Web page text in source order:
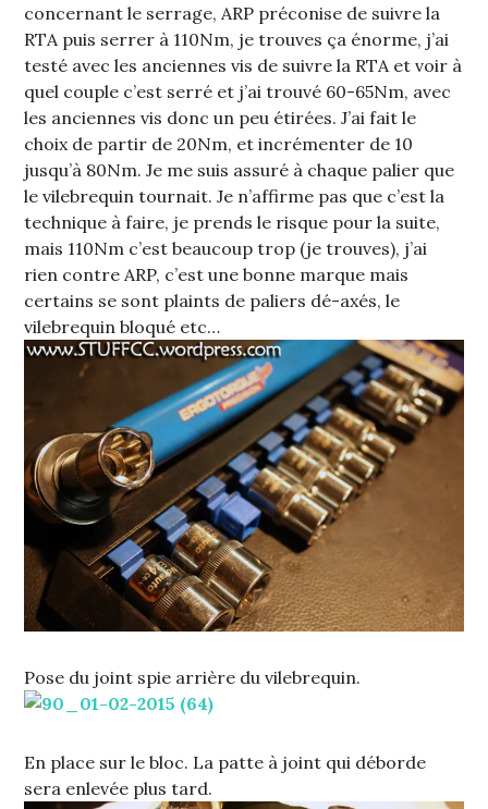
concernant le serrage, ARP préconise de suivre la
RTA puis serrer à 110Nm, je trouves ça énorme, j’ai
testé avec les anciennes vis de suivre la RTA et voir à
quel couple c’est serré et j’ai trouvé 60-65Nm, avec
les anciennes vis donc un peu étirées. J’ai fait le
choix de partir de 20Nm, et incrémenter de 10
jusqu’à 80Nm. Je me suis assuré à chaque palier que
le vilebrequin tournait. Je n’affirme pas que c’est la
technique à faire, je prends le risque pour la suite,
mais 110Nm c’est beaucoup trop (je trouves), j’ai
rien contre ARP, c’est une bonne marque mais
certains se sont plaints de paliers dé-axés, le
vilebrequin bloqué etc…
Pose du joint spie arrière du vilebrequin.
En place sur le bloc. La patte à joint qui déborde
sera enlevée plus tard.